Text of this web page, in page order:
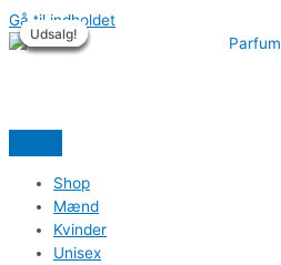
Gå til indholdet
Shop
Mænd
Kvinder
Unisex
Udsalg!
Udsalg!
Udsalg!
Udsalg!
Udsalg!
Udsalg!